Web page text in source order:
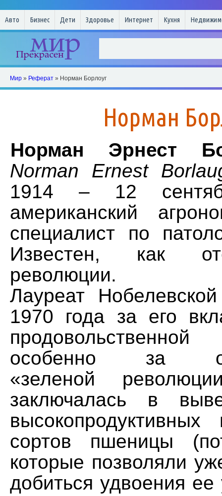
Авто Бизнес Дети Здоровье Интернет Кухня
Мир » Реферат » Норман Борлоуг
Норман
Норман Эрнест
Norman Ernest
1914 – 12
американский
специалист по
Известен, как
революции.
Лауреат
1970 года за его
особенно за
«зеленой
заключалась в
сортов пшеницы
которые позволяли
добиться удвоения